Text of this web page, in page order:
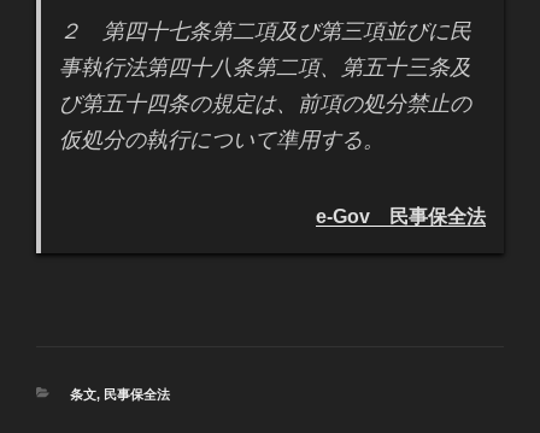
２ 第四十七条第二項及び第三項並びに民
事執行法第四十八条第二項、第五十三条及
び第五十四条の規定は、前項の処分禁止の
仮処分の執行について準用する。
e-Gov 民事保全法
カ
条文, 民事保全法